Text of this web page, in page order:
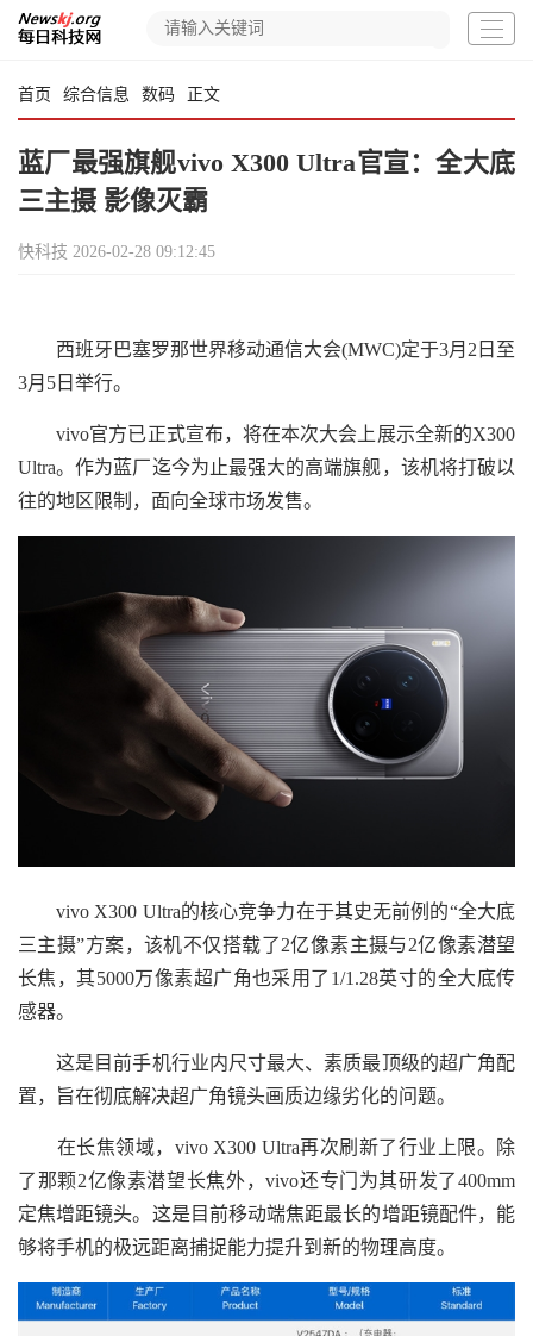
首页 综合信息 数码 正文
蓝厂最强旗舰vivo X300 Ultra官宣：全大底
三主摄 影像灭霸
快科技 2026-02-28 09:12:45
西班牙巴塞罗那世界移动通信大会(MWC)定于3月2日至
3月5日举行。
vivo官方已正式宣布，将在本次大会上展示全新的X300
Ultra。作为蓝厂迄今为止最强大的高端旗舰，该机将打破以
往的地区限制，面向全球市场发售。
vivo X300 Ultra的核心竞争力在于其史无前例的“全大底
三主摄”方案，该机不仅搭载了2亿像素主摄与2亿像素潜望
长焦，其5000万像素超广角也采用了1/1.28英寸的全大底传
感器。
这是目前手机行业内尺寸最大、素质最顶级的超广角配
置，旨在彻底解决超广角镜头画质边缘劣化的问题。
在长焦领域，vivo X300 Ultra再次刷新了行业上限。除
了那颗2亿像素潜望长焦外，vivo还专门为其研发了400mm
定焦增距镜头。这是目前移动端焦距最长的增距镜配件，能
够将手机的极远距离捕捉能力提升到新的物理高度。